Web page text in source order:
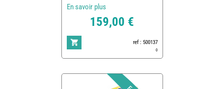
En savoir plus
159,00 €
ref : 500137
0